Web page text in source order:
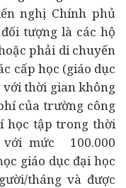
nghị Chính phủ
tượng là các hộ
phải di chuyến
cấp học (giáo dục
với thời gian không
của trường công
học tập trong thời
mức 100.000
giáo dục đại học
tháng và được